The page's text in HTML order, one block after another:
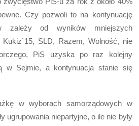
Czy pozwoli to na kontynuację
zależy od wyników mniejszych
Kukiz`15, SLD, Razem, Wolność, nie
PiS uzyska po raz kolejny
w Sejmie, a kontynuacja stanie się
w wyborach samorządowych w
ugrupowania niepartyjne, o ile nie były